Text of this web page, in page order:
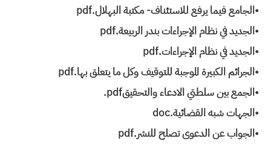
•الجامع فيما يرفع للاستئناف- مكتبة البهلال.pdf
•الجديد في نظام الإجراءات بندر الربيعة.pdf
•الجديد في نظام الإجراءات.pdf
•الجرائم الكبيرة الموجبة للتوقيف وكل ما يتعلق بها.pdf
•الجمع بين سلطتي الادعاء والتحقيق‎.pdf
•الجهات شبه القضائية.doc
•الجواب عن الدعوى تصلح للنشر.pdf